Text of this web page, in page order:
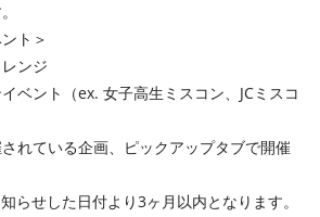
ト＞
ンジ
ベント（ex. 女子高生ミスコン、JCミスコ
れている企画、ピックアップタブで開催
らせした日付より3ヶ月以内となります。